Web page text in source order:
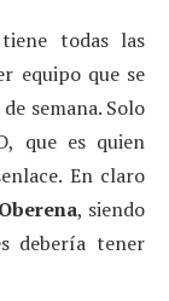
todas las
equipo que se
semana. Solo
que es quien
En claro
Oberena, siendo
debería tener